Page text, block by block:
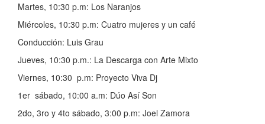
Martes, 10:30 p.m: Los Naranjos
Miércoles, 10:30 p.m: Cuatro mujeres y un café
Conducción: Luis Grau
Jueves, 10:30 p.m.: La Descarga con Arte Mixto
Viernes, 10:30 p.m: Proyecto Viva Dj
1er sábado, 10:00 a.m: Dúo Así Son
2do, 3ro y 4to sábado, 3:00 p.m: Joel Zamora